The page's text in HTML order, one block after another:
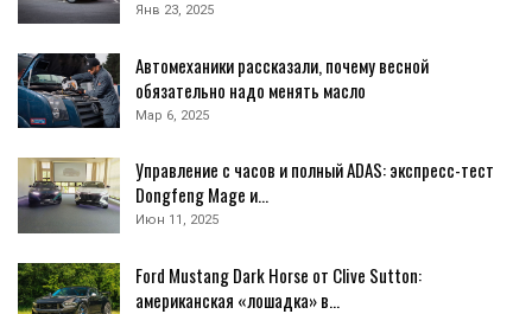
Янв 23, 2025
Автомеханики рассказали, почему весной
обязательно надо менять масло
Мар 6, 2025
Управление с часов и полный ADAS: экспресс-тест
Dongfeng Mage и…
Июн 11, 2025
Ford Mustang Dark Horse от Clive Sutton:
американская «лошадка» в…